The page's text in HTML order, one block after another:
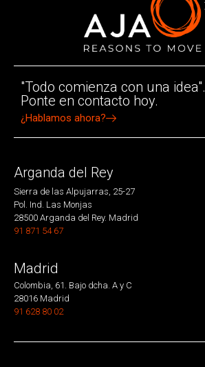
"Todo comienza con una idea".
Ponte en contacto hoy.
¿Hablamos ahora?
Arganda del Rey
Sierra de las Alpujarras, 25-27
Pol. Ind. Las Monjas
28500 Arganda del Rey. Madrid
91 871 54 67
Madrid
Colombia, 61. Bajo dcha. A y C
28016 Madrid
91 628 80 02